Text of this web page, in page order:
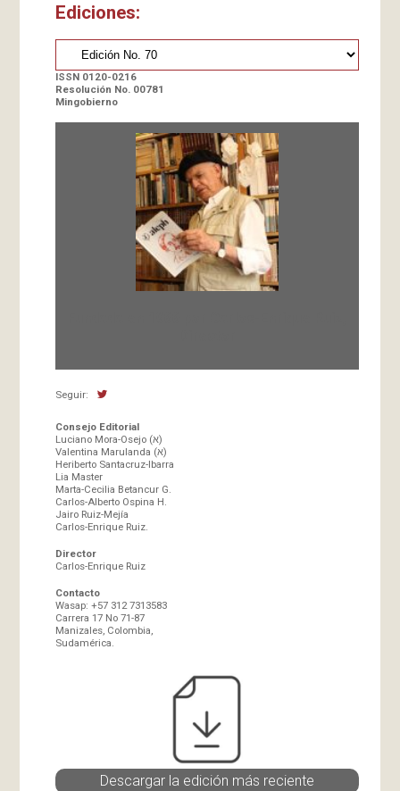
Ediciones:
ISSN 0120-0216
Resolución No. 00781
Mingobierno
Seguir:
Consejo Editorial
Luciano Mora-Osejo (א)
Valentina Marulanda (א)
Heriberto Santacruz-Ibarra
Lia Master
Marta-Cecilia Betancur G.
Carlos-Alberto Ospina H.
Jairo Ruiz-Mejía
Carlos-Enrique Ruiz.
Director
Carlos-Enrique Ruiz
Contacto
Wasap: +57 312 7313583
Carrera 17 No 71-87
Manizales, Colombia,
Sudamérica.
Descargar la edición más reciente